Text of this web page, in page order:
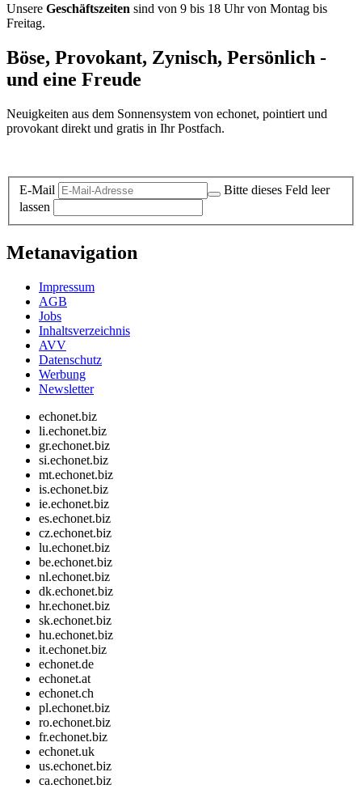
Unsere Geschäftszeiten sind von 9 bis 18 Uhr von Montag bis
Freitag.
Böse, Provokant, Zynisch, Persönlich -
und eine Freude
Neuigkeiten aus dem Sonnensystem von echonet, pointiert und
provokant direkt und gratis in Ihr Postfach.
E-Mail
Bitte dieses Feld leer
lassen
Metanavigation
Impressum
AGB
Jobs
Inhaltsverzeichnis
AVV
Datenschutz
Werbung
Newsletter
echonet.biz
li.echonet.biz
gr.echonet.biz
si.echonet.biz
mt.echonet.biz
is.echonet.biz
ie.echonet.biz
es.echonet.biz
cz.echonet.biz
lu.echonet.biz
be.echonet.biz
nl.echonet.biz
dk.echonet.biz
hr.echonet.biz
sk.echonet.biz
hu.echonet.biz
it.echonet.biz
echonet.de
echonet.at
echonet.ch
pl.echonet.biz
ro.echonet.biz
fr.echonet.biz
echonet.uk
us.echonet.biz
ca.echonet.biz